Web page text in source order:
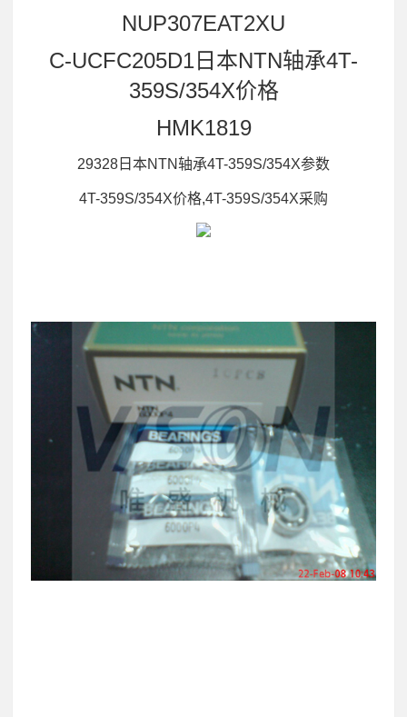
NUP307EAT2XU
C-UCFC205D1日本NTN轴承4T-
359S/354X价格
HMK1819
29328日本NTN轴承4T-359S/354X参数
4T-359S/354X价格,4T-359S/354X采购